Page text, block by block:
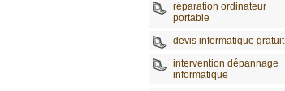
réparation ordinateur
portable
devis informatique gratuit
intervention dépannage
informatique